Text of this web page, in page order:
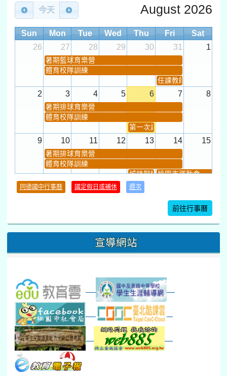
今天 August 2026
Sun Mon Tue Wed Thu Fri
Sat
26
27 28 29 30 31 1
暑期籃球育樂營
體育校隊訓練
任課教師抽籤
2 3 4 5 6 7 8
暑期排球育樂營
體育校隊訓練
第一次課發會 (12:30~)
9 10 11 12 13 14 15
暑期排球育樂營
體育校隊訓練
城鎮韌性(防空)演習
桃園市運動會
暑期體育育樂營結束
21 22
桃園市運動會
數感實驗夏令營(整天)
新生智力測驗補測(...
下午-新進教師研習
教師備課會議
新生訓練(整天)新生訓練(~12:00)
下午-校務會議14:00-
八九年級返校8-9
防災演練工作分配及...
30 31 2 3
本週_健康檢查週各班器材負責人訓練
發放班級書箱及晨讀...
技藝教育學程說明會...
12:30幹部訓練七年級新生健檢
本週_友善校園週收學生證、換補教科...
本週_圖書館開放借...
開學日
同德國中行事曆 國定假日或補休 週次
前往行事曆
宣導網站